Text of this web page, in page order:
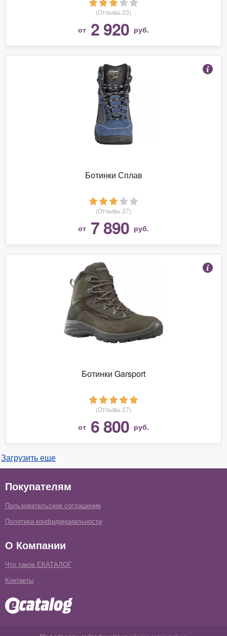
(Отзывы 23)
от 2 920 руб.
Ботинки Сплав
(Отзывы 27)
от 7 890 руб.
Ботинки Garsport
(Отзывы 27)
от 6 800 руб.
Загрузить еще
Покупателям
Пользовательское соглашение
Политика конфиденциальности
О Компании
Что такое ЕКАТАЛОГ
Контакты